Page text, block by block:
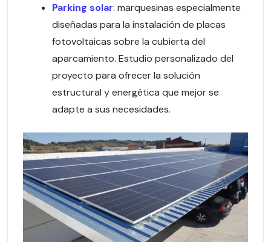
Parking solar: marquesinas especialmente
diseñadas para la instalación de placas
fotovoltaicas sobre la cubierta del
aparcamiento. Estudio personalizado del
proyecto para ofrecer la solución
estructural y energética que mejor se
adapte a sus necesidades.